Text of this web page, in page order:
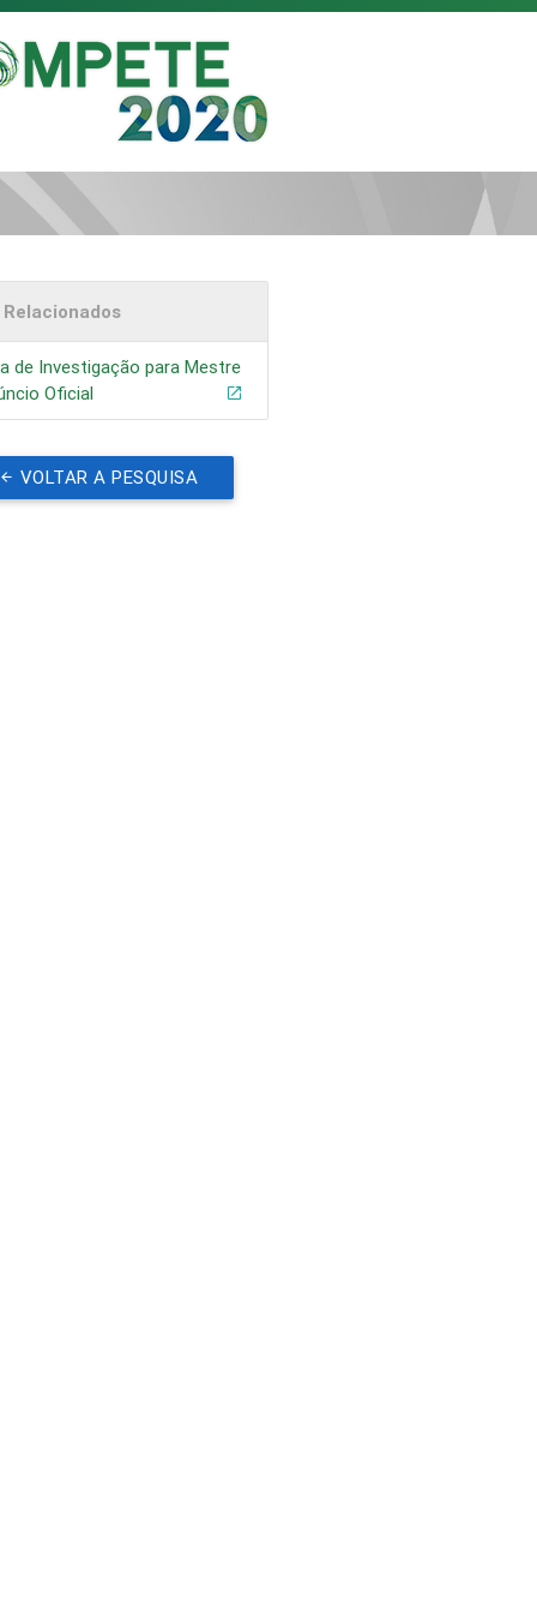
Relacionados
de Investigação para Mestre
Oficial
VOLTAR A PESQUISA